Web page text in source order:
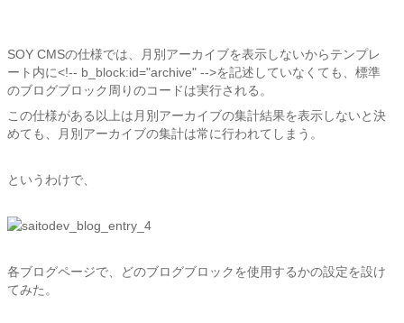
SOY CMSの仕様では、月別アーカイブを表示しないからテンプレ
ート内に<!-- b_block:id="archive" -->を記述していなくても、標準
のブログブロック周りのコードは実行される。
この仕様がある以上は月別アーカイブの集計結果を表示しないと決
めても、月別アーカイブの集計は常に行われてしまう。
というわけで、
各ブログページで、どのブログブロックを使用するかの設定を設け
てみた。